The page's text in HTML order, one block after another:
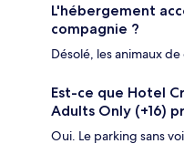
L'hébergement
compagnie ?
Désolé, les animaux
Est-ce que Hotel
Adults Only (+16)
Oui. Le parking sans